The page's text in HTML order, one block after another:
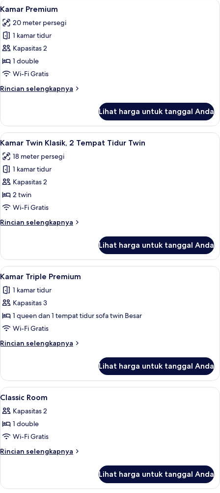
Lihat
semua
foto
untuk
Kamar
Premium
Televisi layar datar 90-cm dengan
5
Kamar Premium
20 meter persegi
1 kamar tidur
Kapasitas 2
1 double
Wi-Fi Gratis
Rincian selengkapnya
Rincian
Kamar
Premium
Lihat harga untuk tanggal Anda
Lihat
semua
foto
untuk
Kamar
Twin
Klasik,
Tempat
Kamar Twin Klasik, 2 Tempat Tidur
5
Kamar Twin Klasik, 2 Tempat Tidur Twin
18 meter persegi
1 kamar tidur
Kapasitas 2
2 twin
Wi-Fi Gratis
Rincian selengkapnya
Rincian
Kamar
Twin
Klasik,
Tempat
Tidur
Lihat harga untuk tanggal Anda
Lihat
semua
foto
untuk
Kamar
Triple
Premium
Kamar Triple Premium | Seprai
4
Kamar Triple Premium
1 kamar tidur
Kapasitas 3
1 queen dan 1 tempat tidur sofa twin Besar
Wi-Fi Gratis
Rincian selengkapnya
Rincian
Kamar
Triple
Premium
Lihat harga untuk tanggal Anda
Lihat
semua
foto
untuk
Classic
Room
Seprai premium, selimut bulu angsa,
13
Classic Room
Kapasitas 2
1 double
Wi-Fi Gratis
Rincian selengkapnya
Rincian
Classic
Lihat harga untuk tanggal Anda